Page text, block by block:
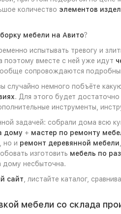
количество элементов
мебели на Авито?
испытывать тревогу и
поэтому вместе с ней уже идут
сопровождаются
случайно немного побъёте
. Для этого будет
инструменты,
задачей: собрали дома всю
дому + мастер по ремонту
но и ремонт деревянной мебели
изготовить мебель по
дому несбыточна.
сайт , листайте каталог,
мебели со склада